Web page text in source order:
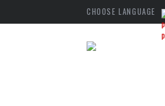
CHOOSE LANGUAGE